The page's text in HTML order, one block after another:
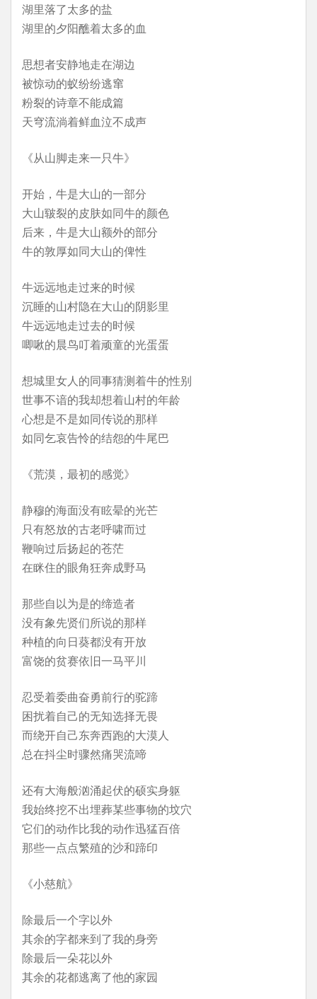
湖里落了太多的盐
湖里的夕阳醮着太多的血
思想者安静地走在湖边
被惊动的蚁纷纷逃窜
粉裂的诗章不能成篇
天穹流淌着鲜血泣不成声
《从山脚走来一只牛》
开始，牛是大山的一部分
大山皲裂的皮肤如同牛的颜色
后来，牛是大山额外的部分
牛的敦厚如同大山的俾性
牛远远地走过来的时候
沉睡的山村隐在大山的阴影里
牛远远地走过去的时候
唧啾的晨鸟叮着顽童的光蛋蛋
想城里女人的同事猜测着牛的性别
世事不谙的我却想着山村的年龄
心想是不是如同传说的那样
如同乞哀告怜的结怨的牛尾巴
《荒漠，最初的感觉》
静穆的海面没有眩晕的光芒
只有怒放的古老呼啸而过
鞭响过后扬起的苍茫
在眯住的眼角狂奔成野马
那些自以为是的缔造者
没有象先贤们所说的那样
种植的向日葵都没有开放
富饶的贫赛依旧一马平川
忍受着委曲奋勇前行的驼蹄
困扰着自己的无知选择无畏
而绕开自己东奔西跑的大漠人
总在抖尘时骤然痛哭流啼
还有大海般汹涌起伏的硕实身躯
我始终挖不出埋葬某些事物的坟穴
它们的动作比我的动作迅猛百倍
那些一点点繁殖的沙和蹄印
《小慈航》
除最后一个字以外
其余的字都来到了我的身旁
除最后一朵花以外
其余的花都逃离了他的家园